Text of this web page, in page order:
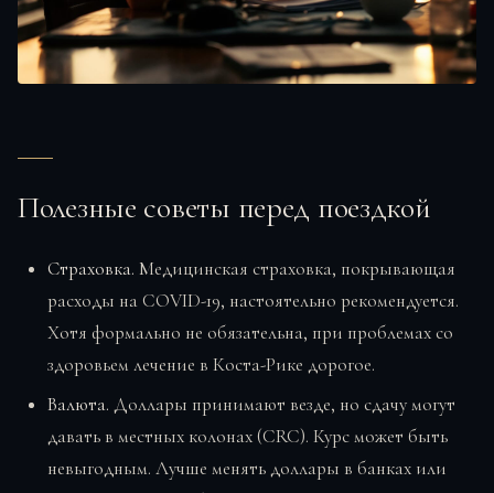
Полезные советы перед поездкой
Страховка. Медицинская страховка, покрывающая
расходы на COVID-19, настоятельно рекомендуется.
Хотя формально не обязательна, при проблемах со
здоровьем лечение в Коста-Рике дорогое.
Валюта. Доллары принимают везде, но сдачу могут
давать в местных колонах (CRC). Курс может быть
невыгодным. Лучше менять доллары в банках или